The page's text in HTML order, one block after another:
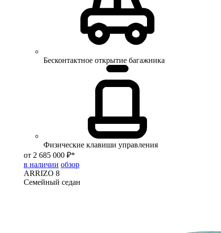
Бесконтактное открытие багажника
Физические клавиши управления
от 2 685 000 ₽*
в наличии обзор
ARRIZO 8
Семейный седан